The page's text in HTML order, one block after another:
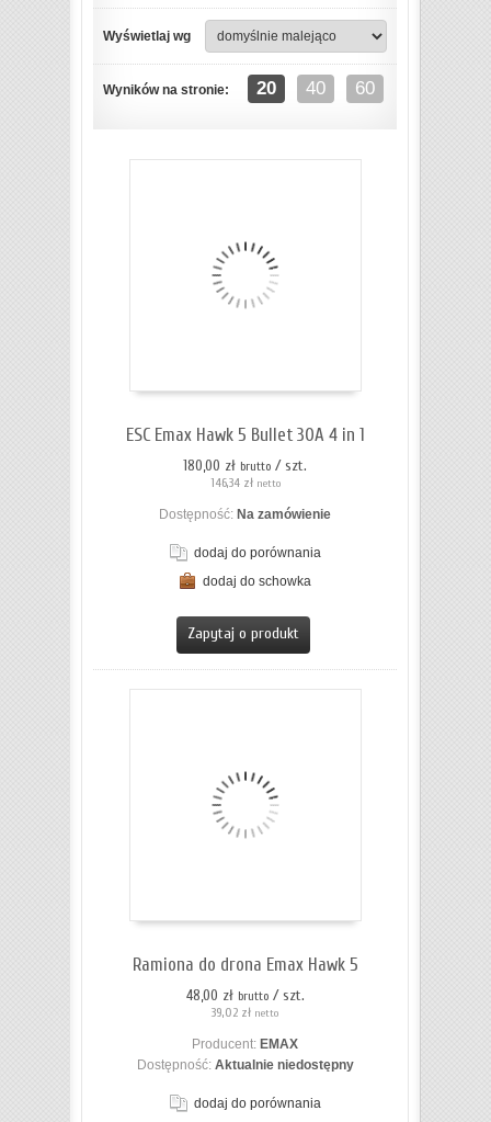
Wyświetlaj wg
Wyników na stronie: 20 40 60
ZOBACZ SZCZEGÓŁY
ESC Emax Hawk 5 Bullet 30A 4 in 1
180,00 zł brutto / szt.
146,34 zł netto
Dostępność: Na zamówienie
dodaj do porównania
dodaj do schowka
Zapytaj o produkt
Ramiona do drona Emax Hawk 5
48,00 zł brutto / szt.
39,02 zł netto
Producent: EMAX
Dostępność: Aktualnie niedostępny
dodaj do porównania